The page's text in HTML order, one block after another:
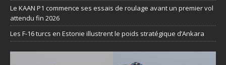
Le KAAN P1 commence ses essais de roulage avant un premier vol
attendu fin 2026
Les F-16 turcs en Estonie illustrent le poids stratégique d’Ankara